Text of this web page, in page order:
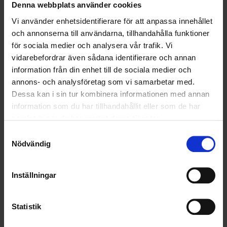
Denna webbplats använder cookies
Vi använder enhetsidentifierare för att anpassa innehållet
och annonserna till användarna, tillhandahålla funktioner
för sociala medier och analysera vår trafik. Vi
vidarebefordrar även sådana identifierare och annan
information från din enhet till de sociala medier och
annons- och analysföretag som vi samarbetar med.
Dessa kan i sin tur kombinera informationen med annan
information som du har tillhandahållit eller som de har
Nödvändig
Inställningar
Statistik
för Affärsområdena Transport och Entreprenad.
– Vi har en stark och väldigt erfaren organisation inom Återvinning,
utveckla verksamheten inom både befintliga och nya områden.
– Det breda tjänsteutbudet som vi kan erbjuda våra kunder är unikt i